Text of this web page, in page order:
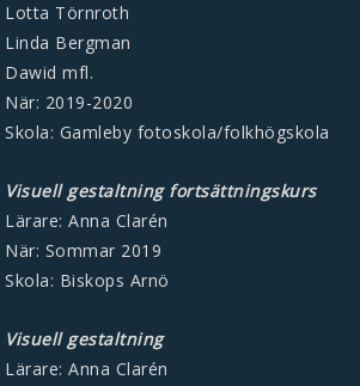
Lotta Törnroth
Linda Bergman
Dawid mfl.
När: 2019-2020
Skola: Gamleby fotoskola/folkhögskola
Visuell gestaltning fortsättningskurs
Lärare: Anna Clarén
När: Sommar 2019
Skola: Biskops Arnö
Visuell gestaltning
Lärare: Anna Clarén